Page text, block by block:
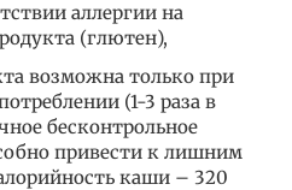
аллергии на
(глютен),
возможна только при
(1-3 раза в
бесконтрольное
привести к лишним
каши – 320